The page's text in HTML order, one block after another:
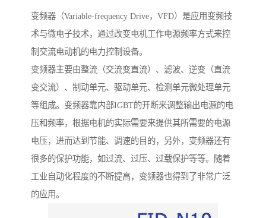
变频器（Variable-frequency Drive，VFD）是应用变频技
术与微电子技术，通过改变电机工作电源频率方式来控
制交流电动机的电力控制设备。
变频器主要由整流（交流变直流）、滤波、逆变（直流
变交流）、制动单元、驱动单元、检测单元微处理单元
等组成。变频器靠内部IGBT的开断来调整输出电源的电
压和频率，根据电机的实际需要来提供其所需要的电源
电压，进而达到节能、调速的目的，另外，变频器还有
很多的保护功能，如过流、过压、过载保护等等。随着
工业自动化程度的不断提高，变频器也得到了非常广泛
的应用。